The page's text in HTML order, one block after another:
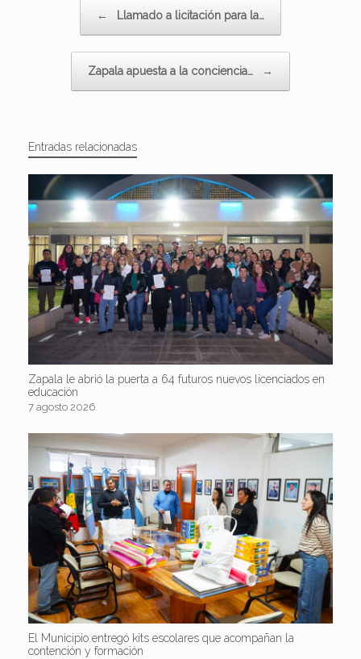
← Llamado a licitación para la…
Zapala apuesta a la conciencia… →
Entradas relacionadas
Zapala le abrió la puerta a 64 futuros nuevos licenciados en
educación
7 agosto 2026
El Municipio entregó kits escolares que acompañan la
contención y formación